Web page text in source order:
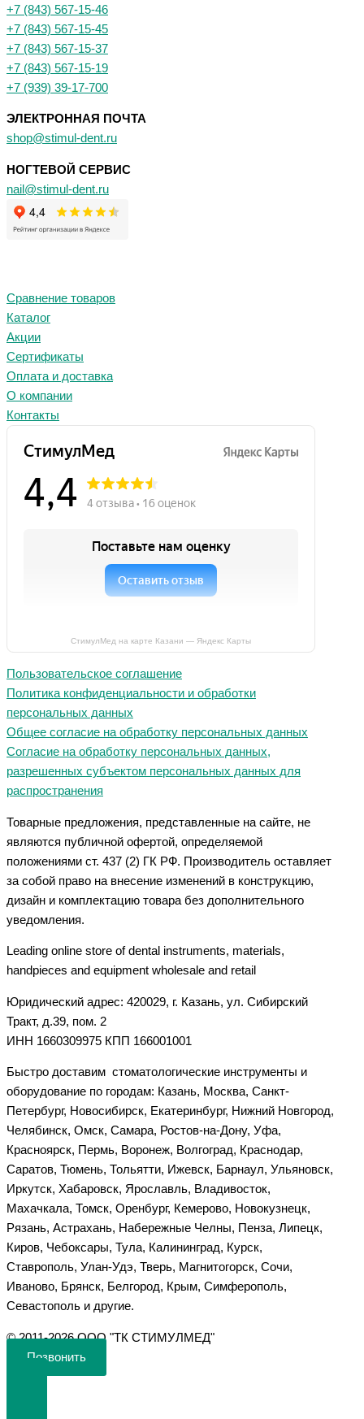
+7 (843) 567-15-46
+7 (843) 567-15-45
+7 (843) 567-15-37
+7 (843) 567-15-19
+7 (939) 39-17-700
ЭЛЕКТРОННАЯ ПОЧТА
shop@stimul-dent.ru
НОГТЕВОЙ СЕРВИС
nail@stimul-dent.ru
Сравнение товаров
Каталог
Акции
Сертификаты
Оплата и доставка
О компании
Контакты
СтимулМед на карте Казани — Яндекс Карты
Пользовательское соглашение
Политика конфиденциальности и обработки
персональных данных
Общее согласие на обработку персональных данных
Согласие на обработку персональных данных,
разрешенных субъектом персональных данных для
распространения
Товарные предложения, представленные на сайте, не
являются публичной офертой, определяемой
положениями ст. 437 (2) ГК РФ. Производитель оставляет
за собой право на внесение изменений в конструкцию,
дизайн и комплектацию товара без дополнительного
уведомления.
Leading online store of dental instruments, materials,
handpieces and equipment wholesale and retail
Юридический адрес: 420029, г. Казань, ул. Сибирский
Тракт, д.39, пом. 2
ИНН 1660309975 КПП 166001001
Быстро доставим стоматологические инструменты и
оборудование по городам: Казань, Москва, Санкт-
Петербург, Новосибирск, Екатеринбург, Нижний Новгород,
Челябинск, Омск, Самара, Ростов-на-Дону, Уфа,
Красноярск, Пермь, Воронеж, Волгоград, Краснодар,
Саратов, Тюмень, Тольятти, Ижевск, Барнаул, Ульяновск,
Иркутск, Хабаровск, Ярославль, Владивосток,
Махачкала, Томск, Оренбург, Кемерово, Новокузнецк,
Рязань, Астрахань, Набережные Челны, Пенза, Липецк,
Киров, Чебоксары, Тула, Калининград, Курск,
Ставрополь, Улан-Удэ, Тверь, Магнитогорск, Сочи,
Иваново, Брянск, Белгород, Крым, Симферополь,
Севастополь и другие.
©️ 2011-2026 ООО "ТК СТИМУЛМЕД"
Позвонить